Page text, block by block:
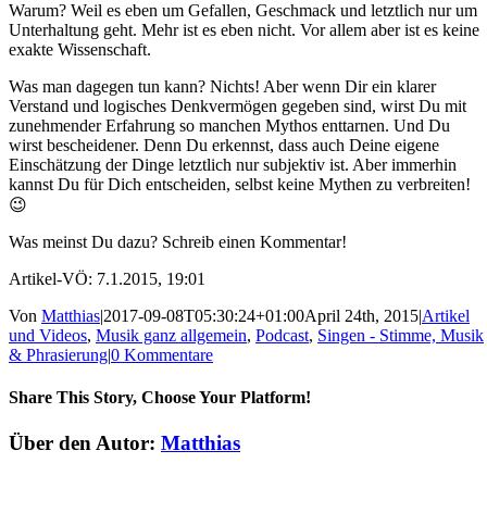
Warum? Weil es eben um Gefallen, Geschmack und letztlich nur um
Unterhaltung geht. Mehr ist es eben nicht. Vor allem aber ist es keine
exakte Wissenschaft.
Was man dagegen tun kann? Nichts! Aber wenn Dir ein klarer
Verstand und logisches Denkvermögen gegeben sind, wirst Du mit
zunehmender Erfahrung so manchen Mythos enttarnen. Und Du
wirst bescheidener. Denn Du erkennst, dass auch Deine eigene
Einschätzung der Dinge letztlich nur subjektiv ist. Aber immerhin
kannst Du für Dich entscheiden, selbst keine Mythen zu verbreiten!
😉
Was meinst Du dazu? Schreib einen Kommentar!
Artikel-VÖ: 7.1.2015, 19:01
Von Matthias|2017-09-08T05:30:24+01:00April 24th, 2015|Artikel
und Videos, Musik ganz allgemein, Podcast, Singen - Stimme, Musik
& Phrasierung|0 Kommentare
Share This Story, Choose Your Platform!
Facebook
Twitter
LinkedIn
E-
Über den Autor: Matthias